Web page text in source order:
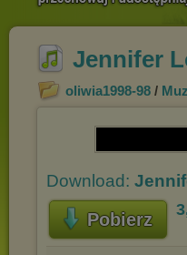
Jennifer
oliwia1998-98 /
Download:
Pobierz